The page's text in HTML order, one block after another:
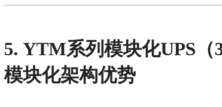
5. YTM系列模块化UPS（
模块化架构优势